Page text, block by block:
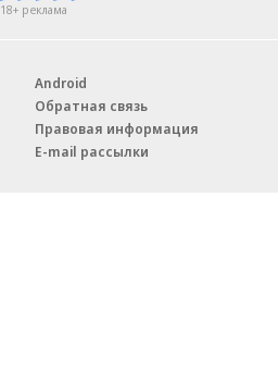
18+ реклама
Android
Обратная связь
Правовая информация
E-mail рассылки